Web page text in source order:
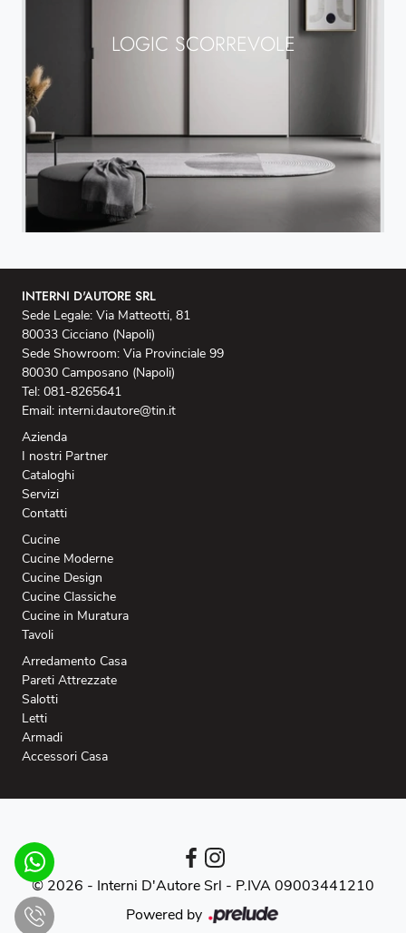
LOGIC SCORREVOLE
INTERNI D'AUTORE SRL
Sede Legale: Via Matteotti, 81
80033 Cicciano (Napoli)
Sede Showroom: Via Provinciale 99
80030 Camposano (Napoli)
Tel: 081-8265641
Email: interni.dautore@tin.it
Azienda
I nostri Partner
Cataloghi
Servizi
Contatti
Cucine
Cucine Moderne
Cucine Design
Cucine Classiche
Cucine in Muratura
Tavoli
Arredamento Casa
Pareti Attrezzate
Salotti
Letti
Armadi
Accessori Casa
© 2026 - Interni D'Autore Srl - P.IVA 09003441210
Powered by